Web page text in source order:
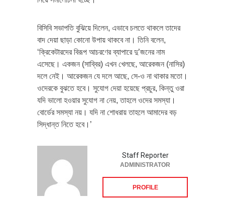
বিসিবি সভাপতি বুঝিয়ে দিলেন, এভাবে চলতে থাকলে তাদের
বাদ দেয়া ছাড়া কোনো উপায় থাকবে না। তিনি বলেন,
‘ক্রিকেটারদের বিরূপ আচরণের ব্যাপারে দু’জনের নাম
এসেছে। একজন (সাব্বির) এখন খেলছে, আরেকজন (নাসির)
দলে নেই। আরেকজন যে দলে আছে, সে-ও না থাকার মতো।
ওদেরকে বুঝতে হবে। সুযোগ দেয়া হয়েছে প্রচুর, কিন্তু ওরা
যদি ভালো হওয়ার সুযোগ না নেয়, তাহলে ওদের সমস্যা।
বোর্ডের সমস্যা নয়। যদি না শোধরায় তাহলে আমাদের বড়
সিদ্ধান্ত নিতে হবে।’
Staff Reporter
ADMINISTRATOR
PROFILE